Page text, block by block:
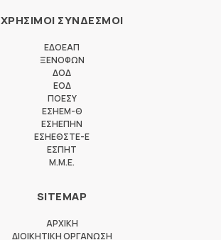
ΧΡΗΣΙΜΟΙ ΣΥΝΔΕΣΜΟΙ
ΕΔΟΕΑΠ
ΞΕΝΟΦΩΝ
ΔΟΔ
ΕΟΔ
ΠΟΕΣΥ
ΕΣΗΕΜ-Θ
ΕΣΗΕΠΗΝ
ΕΣΗΕΘΣΤΕ-Ε
ΕΣΠΗΤ
M.M.E.
SITEMAP
ΑΡΧΙΚΗ
ΔΙΟΙΚΗΤΙΚΗ ΟΡΓΑΝΩΣΗ